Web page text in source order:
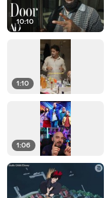
10:10
1:10
1:06